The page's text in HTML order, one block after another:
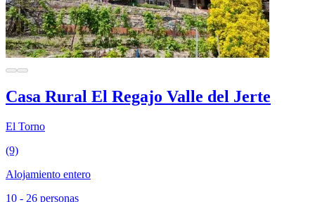
Casa Rural El Regajo Valle del Jerte
El Torno
(9)
Alojamiento entero
10 - 26 personas